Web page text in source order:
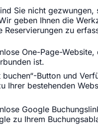
Sie nicht gezwungen,
geben Ihnen die
Reservierungen zu
One-Page-
ist.
buchen“-Button und
Ihrer bestehenden
Google
zu Ihrem